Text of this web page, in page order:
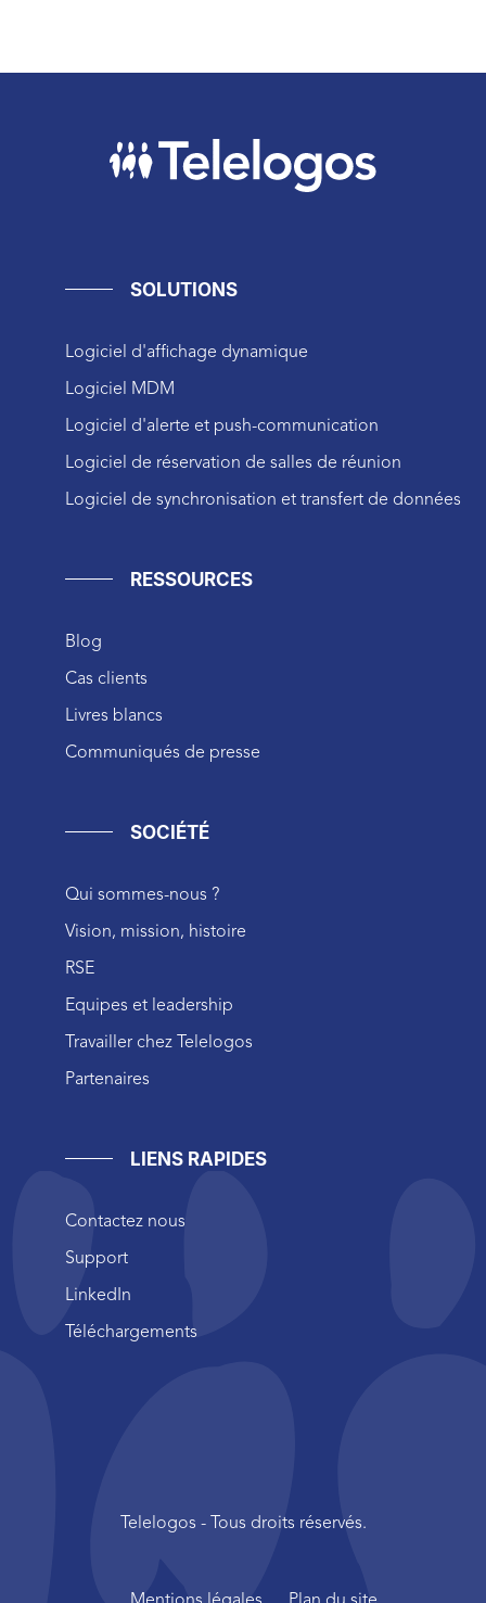
SOLUTIONS
Logiciel d'affichage dynamique
Logiciel MDM
Logiciel d'alerte et push-communication
Logiciel de réservation de salles de réunion
Logiciel de synchronisation et transfert de données
RESSOURCES
Blog
Cas clients
Livres blancs
Communiqués de presse
SOCIÉTÉ
Qui sommes-nous ?
Vision, mission, histoire
RSE
Equipes et leadership
Travailler chez Telelogos
Partenaires
LIENS RAPIDES
Contactez nous
Support
LinkedIn
Téléchargements
Telelogos - Tous droits réservés.